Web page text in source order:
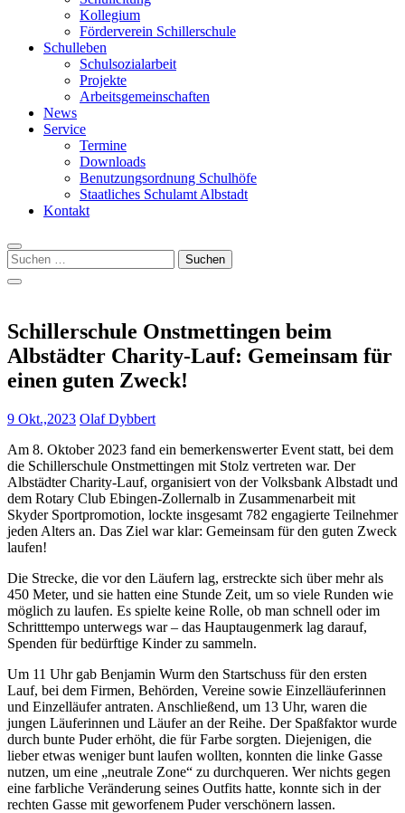
Kollegium
Förderverein Schillerschule
Schulleben
Schulsozialarbeit
Projekte
Arbeitsgemeinschaften
News
Service
Termine
Downloads
Benutzungsordnung Schulhöfe
Staatliches Schulamt Albstadt
Kontakt
Suchen
nach:
Schillerschule Onstmettingen beim
Albstädter Charity-Lauf: Gemeinsam für
einen guten Zweck!
9 Okt.,2023 Olaf Dybbert
Am 8. Oktober 2023 fand ein bemerkenswerter Event statt, bei dem
die Schillerschule Onstmettingen mit Stolz vertreten war. Der
Albstädter Charity-Lauf, organisiert von der Volksbank Albstadt und
dem Rotary Club Ebingen-Zollernalb in Zusammenarbeit mit
Skyder Sportpromotion, lockte insgesamt 782 engagierte Teilnehmer
jeden Alters an. Das Ziel war klar: Gemeinsam für den guten Zweck
laufen!
Die Strecke, die vor den Läufern lag, erstreckte sich über mehr als
450 Meter, und sie hatten eine Stunde Zeit, um so viele Runden wie
möglich zu laufen. Es spielte keine Rolle, ob man schnell oder im
Schritttempo unterwegs war – das Hauptaugenmerk lag darauf,
Spenden für bedürftige Kinder zu sammeln.
Um 11 Uhr gab Benjamin Wurm den Startschuss für den ersten
Lauf, bei dem Firmen, Behörden, Vereine sowie Einzelläuferinnen
und Einzelläufer antraten. Anschließend, um 13 Uhr, waren die
jungen Läuferinnen und Läufer an der Reihe. Der Spaßfaktor wurde
durch bunte Puder erhöht, die für Farbe sorgten. Diejenigen, die
lieber etwas weniger bunt laufen wollten, konnten die linke Gasse
nutzen, um eine „neutrale Zone“ zu durchqueren. Wer nichts gegen
eine farbliche Veränderung seines Outfits hatte, konnte sich in der
rechten Gasse mit geworfenem Puder verschönern lassen.